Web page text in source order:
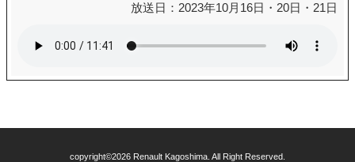
放送日：2023年10月16日・20日・21日
copyright©2026 Renault Kagoshima. All Right Reserved.